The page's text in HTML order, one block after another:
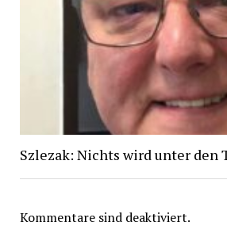
Szlezak: Nichts wird unter den
Kommentare sind deaktiviert.